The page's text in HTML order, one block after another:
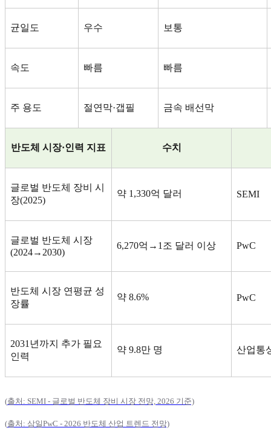
균일도 우수 보통
속도 빠름 빠름
주 용도 절연막·갭필 금속 배선막
반도체 시장·인력 지표 수치
글로벌 반도체 장비 시
장(2025)
약 1,330억 달러 SEMI
글로벌 반도체 시장
(2024→2030)
6,270억 →1 조 달러 이상 PwC
반도체 시장 연평균 성
장률
약 8.6% PwC
2031 년까지 추가 필요
인력
약 9.8만 명 산업통
(출처: SEMI - 글로벌 반도체 장비 시장 전망, 2026 기준)
(출처: 삼일PwC - 2026 반도체 산업 트렌드 전망)